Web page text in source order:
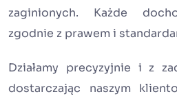
zaginionych. Każde
zgodnie z prawem i
Działamy precyzyjnie i z
dostarczając naszym